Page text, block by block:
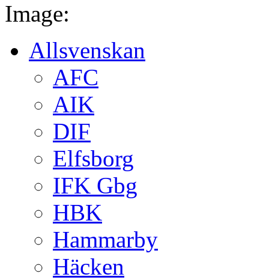
Image:
Allsvenskan
AFC
AIK
DIF
Elfsborg
IFK Gbg
HBK
Hammarby
Häcken